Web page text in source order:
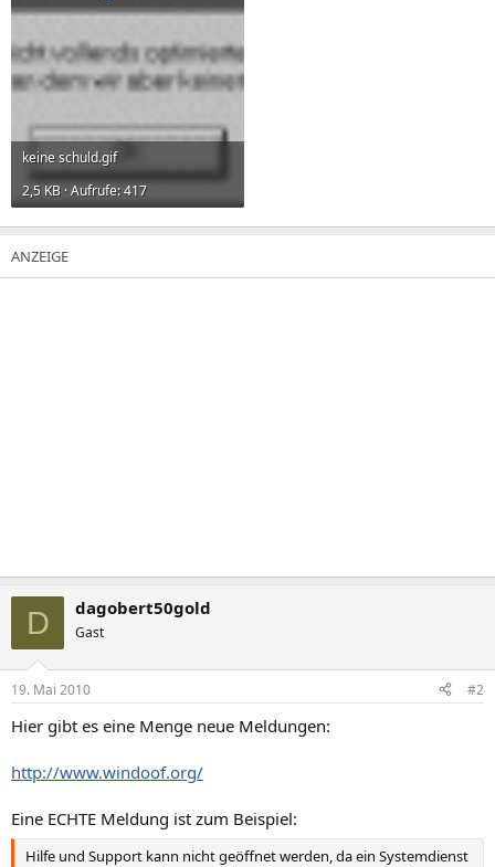
keine schuld.gif
2,5 KB · Aufrufe: 417
D dagobert50gold
Gast
19. Mai 2010 #2
Hier gibt es eine Menge neue Meldungen:
http://www.windoof.org/
Eine ECHTE Meldung ist zum Beispiel:
Hilfe und Support kann nicht geöffnet werden, da ein Systemdienst